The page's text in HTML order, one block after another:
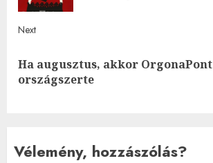
Next
Next
post:
Ha augusztus, akkor OrgonaPont
országszerte
Vélemény, hozzászólás?